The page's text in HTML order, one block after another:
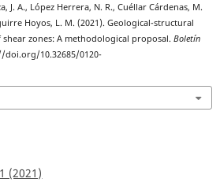
J. A., López Herrera, N. R., Cuéllar Cárdenas, M.
Hoyos, L. M. (2021). Geological-structural
zones: A methodological proposal.Boletín
doi.org/10.32685/0120-
(2021)